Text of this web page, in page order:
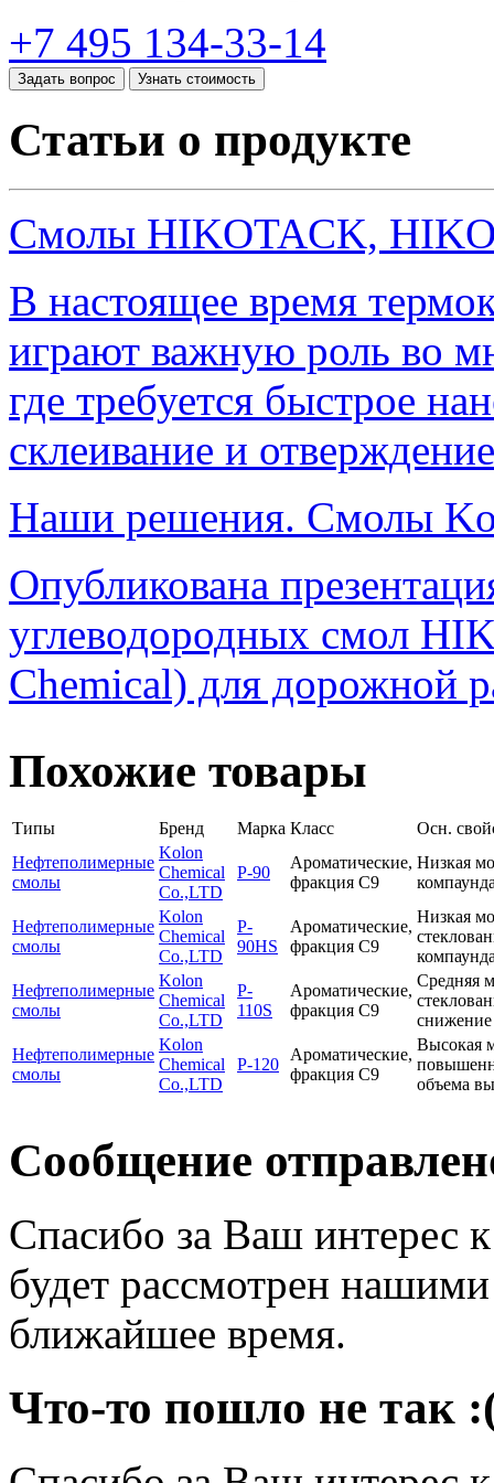
+7 495 134-33-14
Задать вопрос Узнать стоимость
Статьи о продукте
Смолы HIKOTACK,
В настоящее время
играют важную роль во
где требуется быстрое
склеивание и
Наши решения. Смолы
Опубликована
углеводородных смол
Chemical) для дорожной
Похожие товары
Типы Бренд Марка Класс
Осн.
Нефтеполимерные
смолы
Kolon
Chemical
Co.,LTD
P-90
Ароматические,
фракция С9
Низкая
Нефтеполимерные
смолы
Kolon
Chemical
Co.,LTD
P-
90HS
Ароматические,
фракция С9
Низкая
Нефтеполимерные
смолы
Kolon
Chemical
Co.,LTD
P-
110S
Ароматические,
фракция С9
Средняя
снижение
Нефтеполимерные
смолы
Kolon
Chemical
Co.,LTD
P-120
Ароматические,
фракция С9
Высокая
объема
Сообщение
Спасибо за Ваш интерес
будет рассмотрен
ближайшее время.
Что-то пошло не так